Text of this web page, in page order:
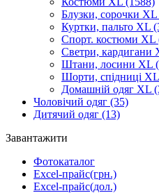
Блузки, сорочки XL
Куртки, пальто XL
Спорт. костюми XL
Светри, кардигани
Штани, лосини XL
Шорти, спідниці XL
Домашній одяг XL
Чоловічий одяг (35)
Дитячий одяг (13)
Завантажити
Фотокаталог
Excel-прайс(грн.)
Excel-прайс(дол.)